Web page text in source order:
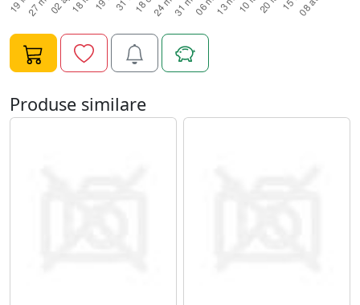
Produse similare